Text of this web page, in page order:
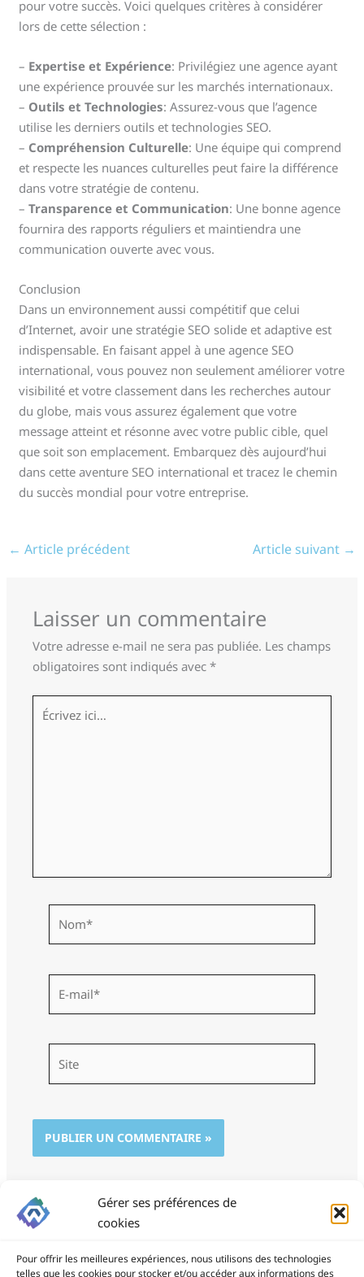
Gérer ses préférences de
cookies
Pour offrir les meilleures expériences, nous utilisons des technologies
telles que les cookies pour stocker et/ou accéder aux informations des
pour votre succès. Voici quelques critères à considérer
lors de cette sélection :
– Expertise et Expérience: Privilégiez une agence ayant
une expérience prouvée sur les marchés internationaux.
– Outils et Technologies: Assurez-vous que l’agence
utilise les derniers outils et technologies SEO.
– Compréhension Culturelle: Une équipe qui comprend
et respecte les nuances culturelles peut faire la différence
dans votre stratégie de contenu.
–Transparence et Communication: Une bonne agence
fournira des rapports réguliers et maintiendra une
communication ouverte avec vous.
Conclusion
Dans un environnement aussi compétitif que celui
d’Internet, avoir une stratégie SEO solide et adaptive est
indispensable. En faisant appel à une agence SEO
international, vous pouvez non seulement améliorer votre
visibilité et votre classement dans les recherches autour
du globe, mais vous assurez également que votre
message atteint et résonne avec votre public cible, quel
que soit son emplacement. Embarquez dès aujourd’hui
dans cette aventure SEO international et tracez le chemin
du succès mondial pour votre entreprise.
← Article précédent Article suivant →
Laisser un commentaire
Votre adresse e-mail ne sera pas publiée. Les champs
obligatoires sont indiqués avec*
Écrivez
ici…
mail*